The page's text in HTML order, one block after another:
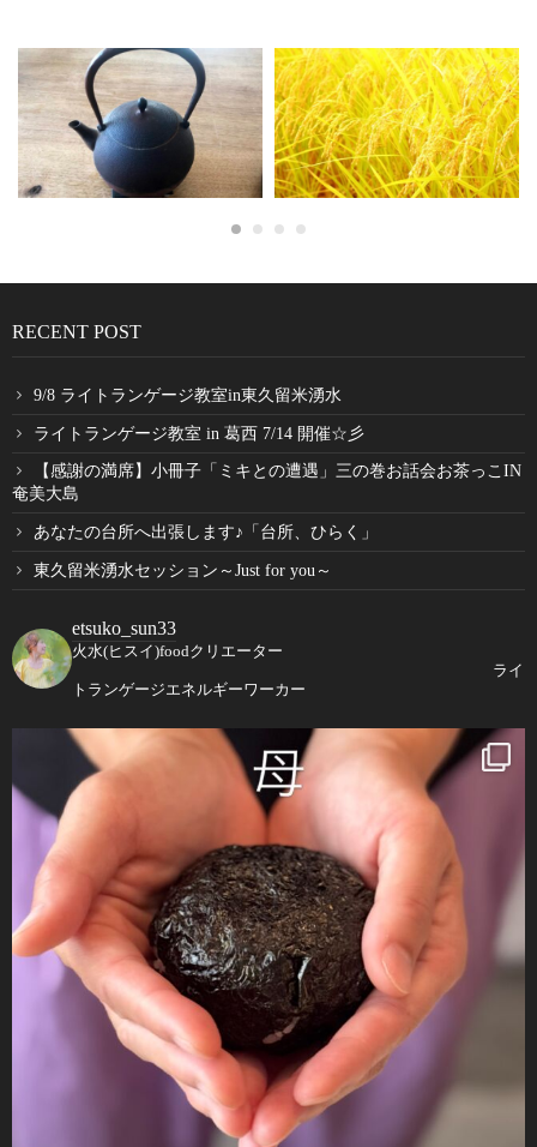
RECENT POST
9/8 ライトランゲージ教室in東久留米湧水
ライトランゲージ教室 in 葛西 7/14 開催☆彡
【感謝の満席】小冊子「ミキとの遭遇」三の巻お話会お茶っこIN
奄美大島
あなたの台所へ出張します♪「台所、ひらく」
東久留米湧水セッション～Just for you～
etsuko_sun33
火水(ヒスイ)foodクリエーター
ライ
トランゲージエネルギーワーカー